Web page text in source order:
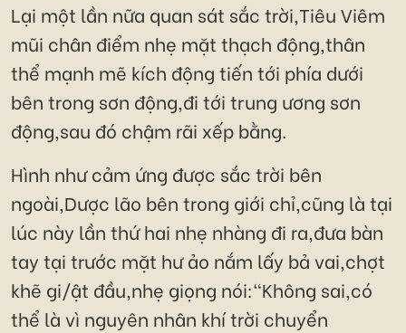
Lại một lần nữa quan sát sắc trời,Tiêu Viêm
mũi chân điểm nhẹ mặt thạch động,thân
thể mạnh mẽ kích động tiến tới phía dưới
bên trong sơn động,đi tới trung ương sơn
động,sau đó chậm rãi xếp bằng.
Hình như cảm ứng được sắc trời bên
ngoài,Dược lão bên trong giới chỉ,cũng là tại
lúc này lần thứ hai nhẹ nhàng đi ra,đưa bàn
tay tại trước mặt hư ảo nắm lấy bả vai,chợt
khẽ gi/ật đầu,nhẹ giọng nói:"Không sai,có
thể là vì nguyên nhân khí trời chuyển